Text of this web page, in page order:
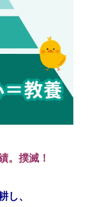
。撲滅！
し、